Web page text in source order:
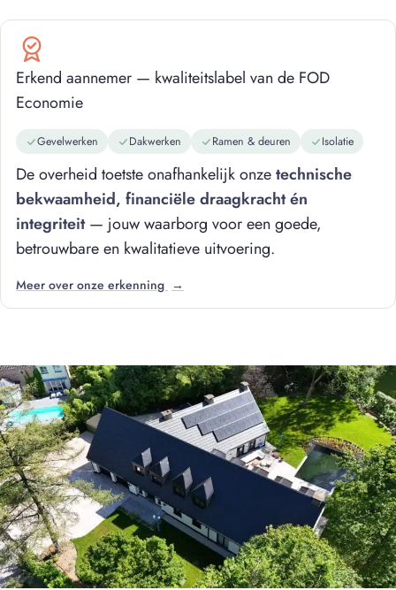
Erkend aannemer — kwaliteitslabel van de FOD
Economie
Gevelwerken Dakwerken Ramen & deuren Isolatie
De overheid toetste onafhankelijk onzetechnische
bekwaamheid, financiële draagkracht én
integriteit— jouw waarborg voor een goede,
betrouwbare en kwalitatieve uitvoering.
Meer over onze erkenning →